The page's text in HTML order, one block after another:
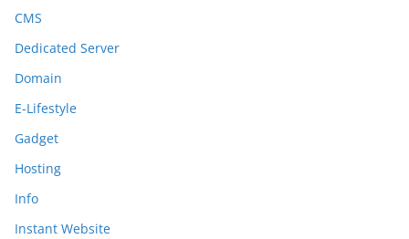
CMS
Dedicated Server
Domain
E-Lifestyle
Gadget
Hosting
Info
Instant Website